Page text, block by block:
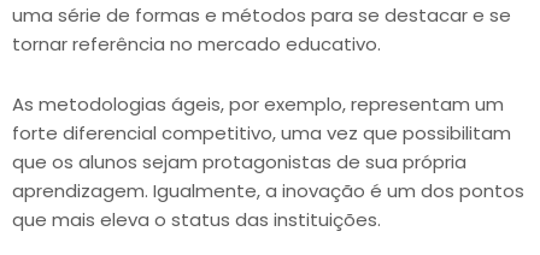
uma série de formas e métodos para se destacar e se
tornar referência no mercado educativo.
As metodologias ágeis, por exemplo, representam um
forte diferencial competitivo, uma vez que possibilitam
que os alunos sejam protagonistas de sua própria
aprendizagem. Igualmente, a inovação é um dos pontos
que mais eleva o status das instituições.